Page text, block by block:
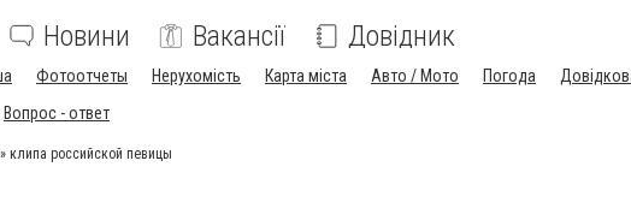
Новини Вакансії Довідник
Фотоотчеты Нерухомість Карта міста Авто / Мото Погода
Вопрос - ответ
клипа российской певицы